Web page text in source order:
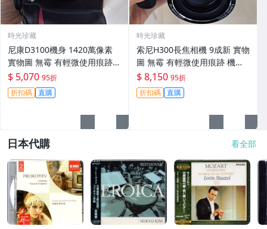
時光珍藏
尼康D3100機身 1420萬像素
實物圖 無霉 有輕微使用痕跡
機身原裝 無拆修無翻新 臨-34
3
$ 5,070 95折
折扣碼 直購
時光珍藏
索尼H300長焦相機 9成新 實物
圖 無霉 有輕微使用痕跡 機身
鏡頭原裝 無拆修無翻新-3430
$ 8,150 95折
折扣碼 直購
日本代購 看全部